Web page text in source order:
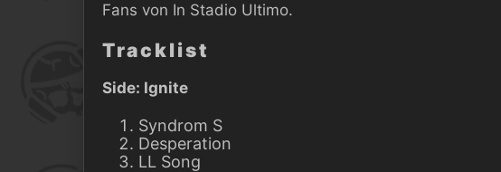
Fans von In Stadio Ultimo.
Tracklist
Side: Ignite
Syndrom S
Desperation
LL Song